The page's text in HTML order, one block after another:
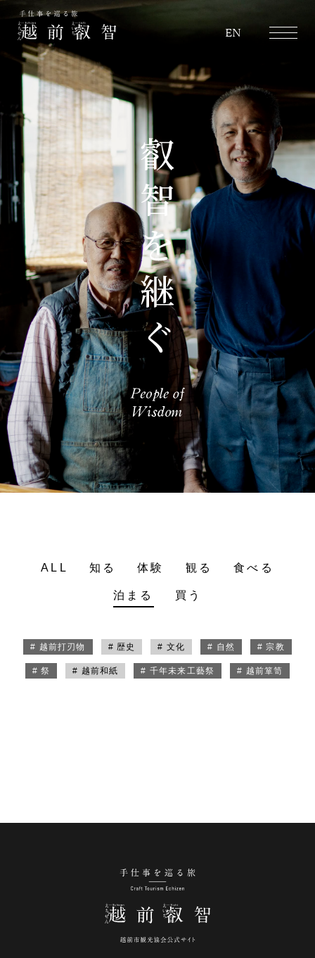
EN
ALL 知る 体験 観る 食べる
泊まる 買う
# 越前打刃物 # 歴史 # 文化 # 自然 # 宗教
# 祭 # 越前和紙 # 千年未来工藝祭 # 越前箪笥